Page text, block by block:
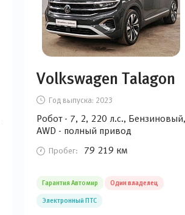
Volkswagen Talagon
Год выпуска: 2023
Робот - 7, 2, 220 л.с., Бензиновый,
AWD - полный привод
Пробег: 79 219 км
Гарантия Автомир Один владелец
Электронный ПТС